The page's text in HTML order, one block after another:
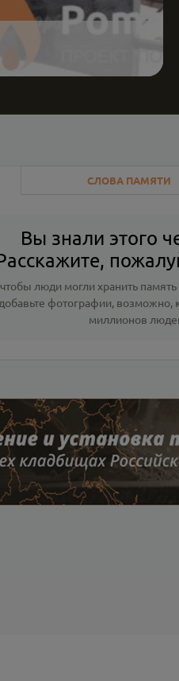
СЛОВА ПАМЯТИ
Вы знали этого
люди могли хранить
добавьте фотографии, возможно,
миллионов